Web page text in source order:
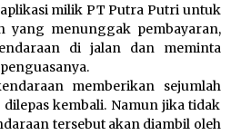
Botol Terbaik yang Praktis
Menemani Aktivitas
2026
milik PT Putra Putri untuk
yang menunggak pembayaran,
di jalan dan meminta
memberikan sejumlah
kembali. Namun jika tidak
tersebut akan diambil oleh